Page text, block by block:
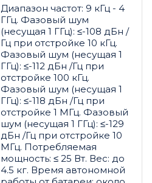
Диапазон частот: 9 кГц - 4
ГГц. Фазовый шум
(несущая 1 ГГц): ≤-108 дБн /
Гц при отстройке 10 кГц.
Фазовый шум (несущая 1
ГГц): ≤-112 дБн /Гц при
отстройке 100 кГц.
Фазовый шум (несущая 1
ГГц): ≤-118 дБн /Гц при
отстройке 1 МГц. Фазовый
шум (несущая 1 ГГц): ≤-129
дБн /Гц при отстройке 10
МГц. Потребляемая
мощность: ≤ 25 Вт. Вес: до
4.5 кг. Время автономной